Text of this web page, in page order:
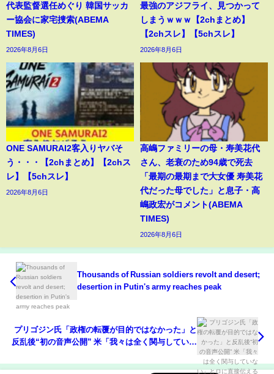
代表監督選任めぐり 韓国サッカ
ー協会に家宅捜索(ABEMA
TIMES)
2026年8月6日
最強のアジフライ、見つかって
しまうｗｗｗ【2chまとめ】
【2chスレ】【5chスレ】
2026年8月6日
ONE SAMURAI2客入りヤバそ
う・・・【2chまとめ】【2chス
レ】【5chスレ】
2026年8月6日
高嶋ファミリーの母・寿美花代
さん、老衰のため94歳で死去
「最期の最期まで大女優 寿美花
代だった母でした」と息子・高
嶋政宏がコメント(ABEMA
TIMES)
2026年8月6日
Thousands of Russian soldiers revolt and desert;
desertion in Putin's army reaches peak
プリゴジン氏「政権の転覆が目的ではなかった」と
反乱後“初の音声公開” 米「我々は全く関与していな